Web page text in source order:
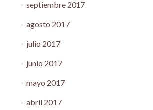
septiembre 2017
agosto 2017
julio 2017
junio 2017
mayo 2017
abril 2017